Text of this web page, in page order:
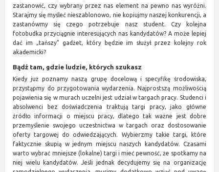
zastanowić, czy wybrany przez nas element na pewno nas wyróżni.
Starajmy się myśleć nieszablonowo, nie kopiujmy naszej konkurencji, a
zastanówmy się czego potrzebuje nasz student. Czy kolejna
fotobudka przyciągnie interesujących nas kandydatów? A może lepiej
dać im „tańszy” gadżet, który będzie im służył przez kolejny rok
akademicki?
Bądź tam, gdzie ludzie, których szukasz
Kiedy już poznamy naszą grupę docelową i specyfikę środowiska,
przystąpmy do przygotowania wydarzenia. Najprostszą możliwością
pojawienia się w murach uczelni jest udział w targach pracy. Studenci i
absolwenci bez doświadczenia traktują targi pracy, jako główne
źródło informacji o miejscu pracy, dlatego tak ważne jest dobre
przemyślenie swojego uczestnictwa w targach oraz dostosowanie
oferty targowej do odwiedzających. Wybierzmy takie targi, które
faktycznie skupią w jednym miejscu naszych kandydatów. Czasami
warto wybrać mniejsze (lokalne) targi i mieć pewność, że spotkamy na
niej wielu kandydatów. Jeśli jednak decydujemy się na organizację